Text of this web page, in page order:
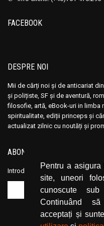
Pentru a
site, uneori
cunoscute
Continuând
acceptați și
FACEBOOK
DESPRE NOI
Mii de cărți noi și de anticariat
și polițiste, SF și de aventură,
filosofie, artă, eBook-uri in
spiritualitate, ediții princeps și
actualizat zilnic cu noutăți și
ABONEAZĂ-TE LA
Introduceți adresa dvs. de email